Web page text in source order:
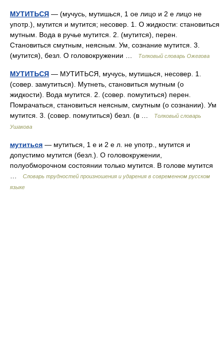
МУТИТЬСЯ — (мучусь, мутишься, 1 ое лицо и 2 е лицо не
употр.), мутится и мутится; несовер. 1. О жидкости: становиться
мутным. Вода в ручье мутится. 2. (мутится), перен.
Становиться смутным, неясным. Ум, сознание мутится. 3.
(мутится), безл. О головокружении …
Толковый словарь Ожегова
МУТИТЬСЯ — МУТИТЬСЯ, мучусь, мутишься, несовер. 1.
(совер. замутиться). Мутнеть, становиться мутным (о
жидкости). Вода мутится. 2. (совер. помутиться) перен.
Помрачаться, становиться неясным, смутным (о сознании). Ум
мутится. 3. (совер. помутиться) безл. (в …
Толковый словарь
Ушакова
мутиться — мутиться, 1 е и 2 е л. не употр., мутится и
допустимо мутится (безл.). О головокружении,
полуобморочном состоянии только мутится. В голове мутится
Словарь трудностей произношения и ударения в современном русском
языке